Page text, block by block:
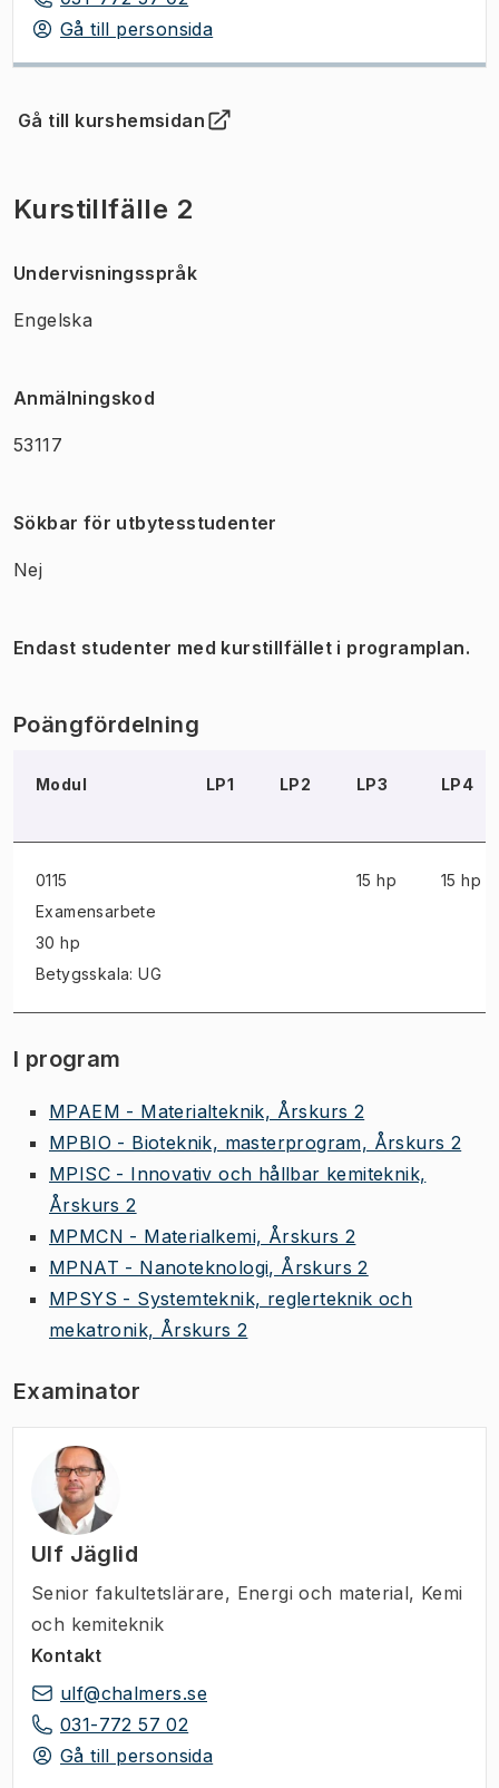
Gå till personsida
Gå till kurshemsidan
(Öppnas i ny flik)
Kurstillfälle 2
Undervisningsspråk
Engelska
Anmälningskod
53117
Sökbar för utbytesstudenter
Nej
Endast studenter med kurstillfället i programplan.
Poängfördelning
Modul LP1 LP2 LP3 LP4
0115
Examensarbete
30 hp
Betygsskala: UG
15 hp 15 hp
I program
MPAEM - Materialteknik, Årskurs 2
MPBIO - Bioteknik, masterprogram, Årskurs 2
MPISC - Innovativ och hållbar kemiteknik,
Årskurs 2
MPMCN - Materialkemi, Årskurs 2
MPNAT - Nanoteknologi, Årskurs 2
MPSYS - Systemteknik, reglerteknik och
mekatronik, Årskurs 2
Examinator
Ulf Jäglid
Senior fakultetslärare, Energi och material, Kemi
och kemiteknik
Kontakt
ulf@chalmers.se
031-772 57 02
Gå till personsida